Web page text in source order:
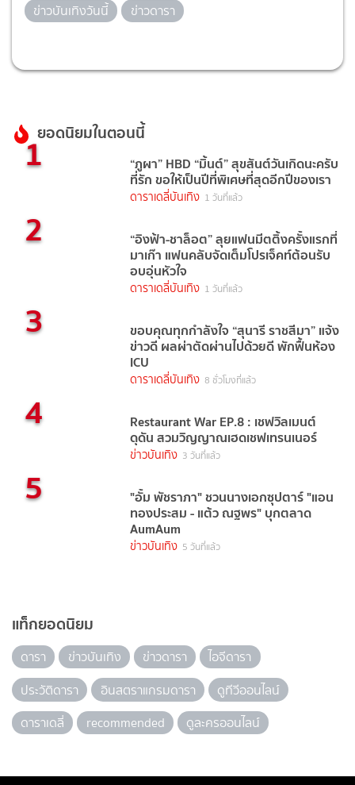
ข่าวบันเทิงวันนี้
ข่าวดารา
ยอดนิยมในตอนนี้
1 “ภูผา” HBD “มิ้นต์” สุขสันต์วันเกิดนะครับ
ที่รัก ขอให้เป็นปีที่พิเศษที่สุดอีกปีของเรา
ดาราเดลี่บันเทิง 1 วันที่แล้ว
2 “อิงฟ้า-ชาล็อต” ลุยแฟนมีตติ้งครั้งแรกที่
มาเก๊า แฟนคลับจัดเต็มโปรเจ็คท์ต้อนรับ
อบอุ่นหัวใจ
ดาราเดลี่บันเทิง 1 วันที่แล้ว
3 ขอบคุณทุกกำลังใจ “สุนารี ราชสีมา” แจ้ง
ข่าวดี ผลผ่าตัดผ่านไปด้วยดี พักฟื้นห้อง
ICU
ดาราเดลี่บันเทิง 8 ชั่วโมงที่แล้ว
4 Restaurant War EP.8 : เชฟวิลเมนต์
ดุดัน สวมวิญญาณเฮดเชฟเทรนเนอร์
ข่าวบันเทิง 3 วันที่แล้ว
5 "อั้ม พัชราภา" ชวนนางเอกซุปตาร์ "แอน
ทองประสม - แต้ว ณฐพร" บุกตลาด
AumAum
ข่าวบันเทิง 5 วันที่แล้ว
แท็กยอดนิยม
ดารา ข่าวบันเทิง ข่าวดารา
ไอจีดารา
ประวัติดารา
อินสตราแกรมดารา
ดูทีวีออนไลน์
ดาราเดลี่
recommended ดูละครออนไลน์